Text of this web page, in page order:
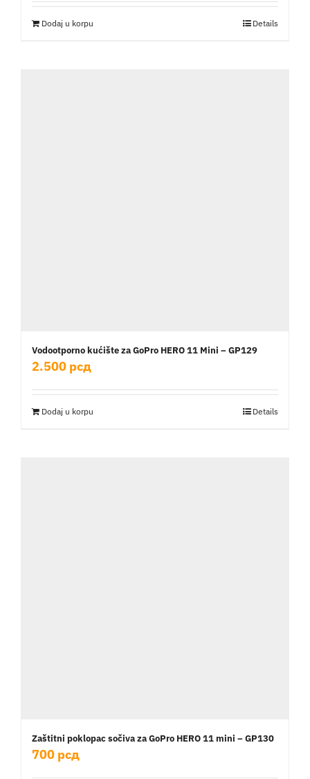
Dodaj u korpu Details
Vodootporno kućište za GoPro HERO 11 Mini – GP129
2.500 рсд
Dodaj u korpu Details
Zaštitni poklopac sočiva za GoPro HERO 11 mini – GP130
700 рсд